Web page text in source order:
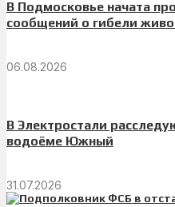
В Подмосковье начата
сообщений о гибели
06.08.2026
В Электростали
водоёме Южный
31.07.2026